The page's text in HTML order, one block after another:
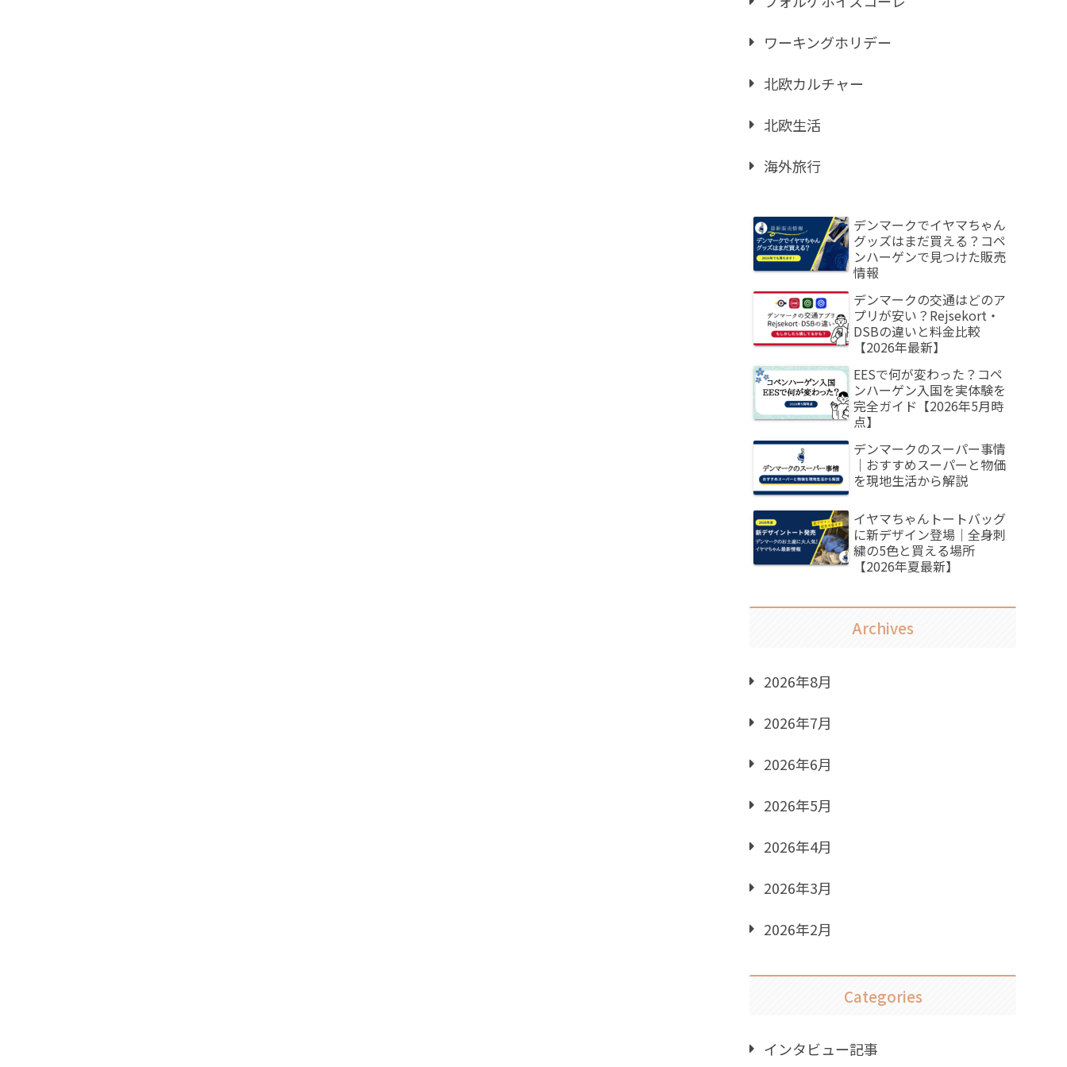
ワーキングホリデー
北欧カルチャー
北欧生活
海外旅行
デンマークでイヤマちゃん
グッズはまだ買える？コペ
ンハーゲンで見つけた販売
情報
デンマークの交通はどのア
プリが安い？Rejsekort・
DSBの違いと料金比較
【2026年最新】
EESで何が変わった？コペ
ンハーゲン入国を実体験を
完全ガイド【2026年5月時
点】
デンマークのスーパー事情
｜おすすめスーパーと物価
を現地生活から解説
イヤマちゃんトートバッグ
に新デザイン登場｜全身刺
繍の5色と買える場所
【2026年夏最新】
Archives
2026年8月
2026年7月
2026年6月
2026年5月
2026年4月
2026年3月
2026年2月
Categories
インタビュー記事